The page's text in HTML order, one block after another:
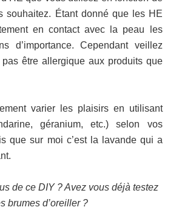
souhaitez. Étant donné que les HE
en contact avec la peau les
d’importance. Cependant veillez
être allergique aux produits que
varier les plaisirs en utilisant
géranium, etc.) selon vos
que sur moi c’est la lavande qui a
de ce DIY ? Avez vous déjà testez
brumes d’oreiller ?